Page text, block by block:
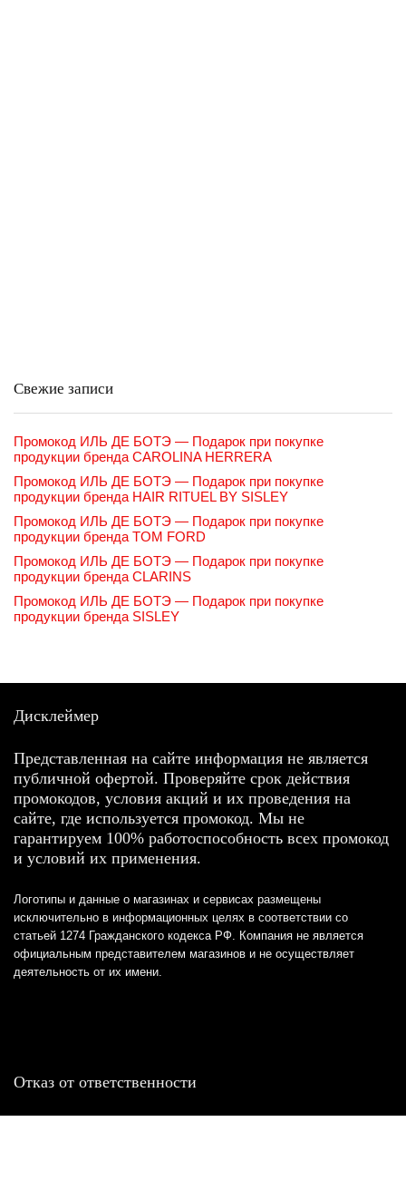
Свежие записи
Промокод ИЛЬ ДЕ БОТЭ — Подарок при покупке
продукции бренда CAROLINA HERRERA
Промокод ИЛЬ ДЕ БОТЭ — Подарок при покупке
продукции бренда HAIR RITUEL BY SISLEY
Промокод ИЛЬ ДЕ БОТЭ — Подарок при покупке
продукции бренда TOM FORD
Промокод ИЛЬ ДЕ БОТЭ — Подарок при покупке
продукции бренда CLARINS
Промокод ИЛЬ ДЕ БОТЭ — Подарок при покупке
продукции бренда SISLEY
Дисклеймер
Представленная на сайте информация не является
публичной офертой. Проверяйте срок действия
промокодов, условия акций и их проведения на
сайте, где используется промокод. Мы не
гарантируем 100% работоспособность всех промокод
и условий их применения.
Логотипы и данные о магазинах и сервисах размещены
исключительно в информационных целях в соответствии со
статьей 1274 Гражданского кодекса РФ. Компания не является
официальным представителем магазинов и не осуществляет
деятельность от их имени.
Отказ от ответственности